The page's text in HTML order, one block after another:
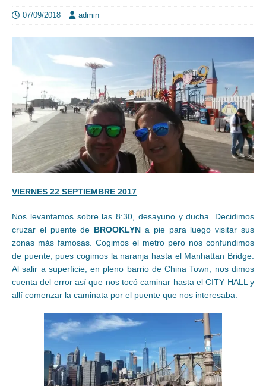
07/09/2018 admin
VIERNES 22 SEPTIEMBRE 2017
Nos levantamos sobre las 8:30, desayuno y ducha. Decidimos
cruzar el puente de BROOKLYN a pie para luego visitar sus
zonas más famosas. Cogimos el metro pero nos confundimos
de puente, pues cogimos la naranja hasta el Manhattan Bridge.
Al salir a superficie, en pleno barrio de China Town, nos dimos
cuenta del error así que nos tocó caminar hasta el CITY HALL y
allí comenzar la caminata por el puente que nos interesaba.